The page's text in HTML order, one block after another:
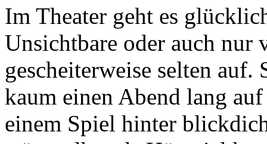
Im Theater geht es
Unsichtbare oder auch nur
gescheiterweise selten auf.
kaum einen Abend lang
einem Spiel hinter